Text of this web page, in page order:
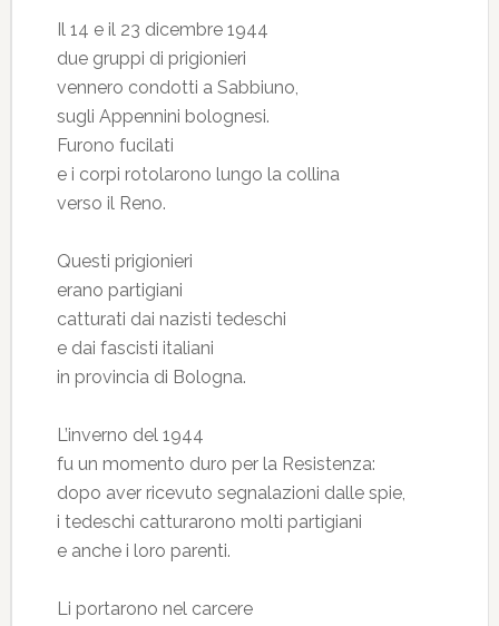
Il 14 e il 23 dicembre 1944
due gruppi di prigionieri
vennero condotti a Sabbiuno,
sugli Appennini bolognesi.
Furono fucilati
e i corpi rotolarono lungo la collina
verso il Reno.
Questi prigionieri
erano partigiani
catturati dai nazisti tedeschi
e dai fascisti italiani
in provincia di Bologna.
L’inverno del 1944
fu un momento duro per la Resistenza:
dopo aver ricevuto segnalazioni dalle spie,
i tedeschi catturarono molti partigiani
e anche i loro parenti.
Li portarono nel carcere